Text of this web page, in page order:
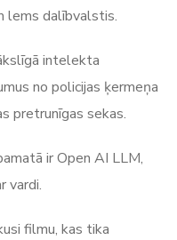
lems dalībvalstis.
intelekta
no policijas ķermeņa
pretrunīgas sekas.
ir Open AI LLM,
vardi.
filmu, kas tika